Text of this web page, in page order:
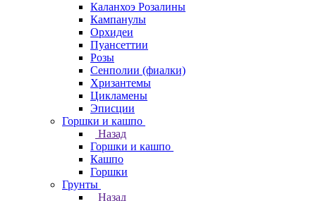
Каланхоэ Розалины
Кампанулы
Орхидеи
Пуансеттии
Розы
Сенполии (фиалки)
Хризантемы
Цикламены
Эписции
Горшки и кашпо
Назад
Горшки и кашпо
Кашпо
Горшки
Грунты
Назад